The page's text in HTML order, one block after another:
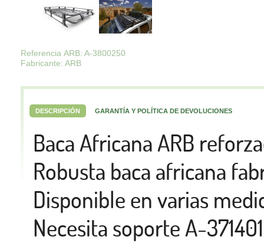
Referencia ARB: A-3800250
Fabricante: ARB
DESCRIPCIÓN GARANTÍA Y POLÍTICA DE DEVOLUCIONES
Baca Africana ARB
Robusta baca africana
Disponible en varias
Necesita soporte A-